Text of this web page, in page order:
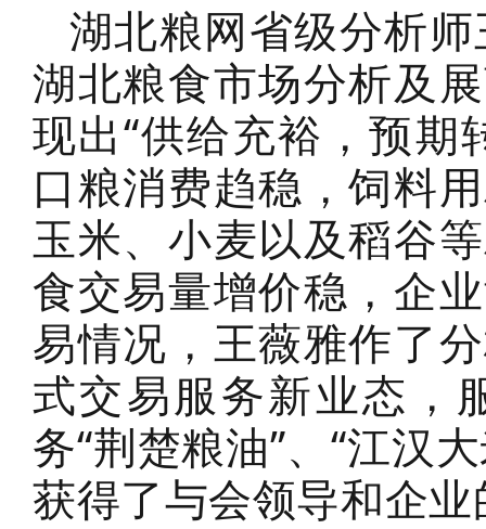
湖北粮网省级分析
湖北粮食市场分析及
现出“供给充裕，预期
口粮消费趋稳，饲料
玉米、小麦以及稻谷
食交易量增价稳，企
易情况，王薇雅作了
式交易服务新业态，
务“荆楚粮油”、“江汉
获得了与会领导和企